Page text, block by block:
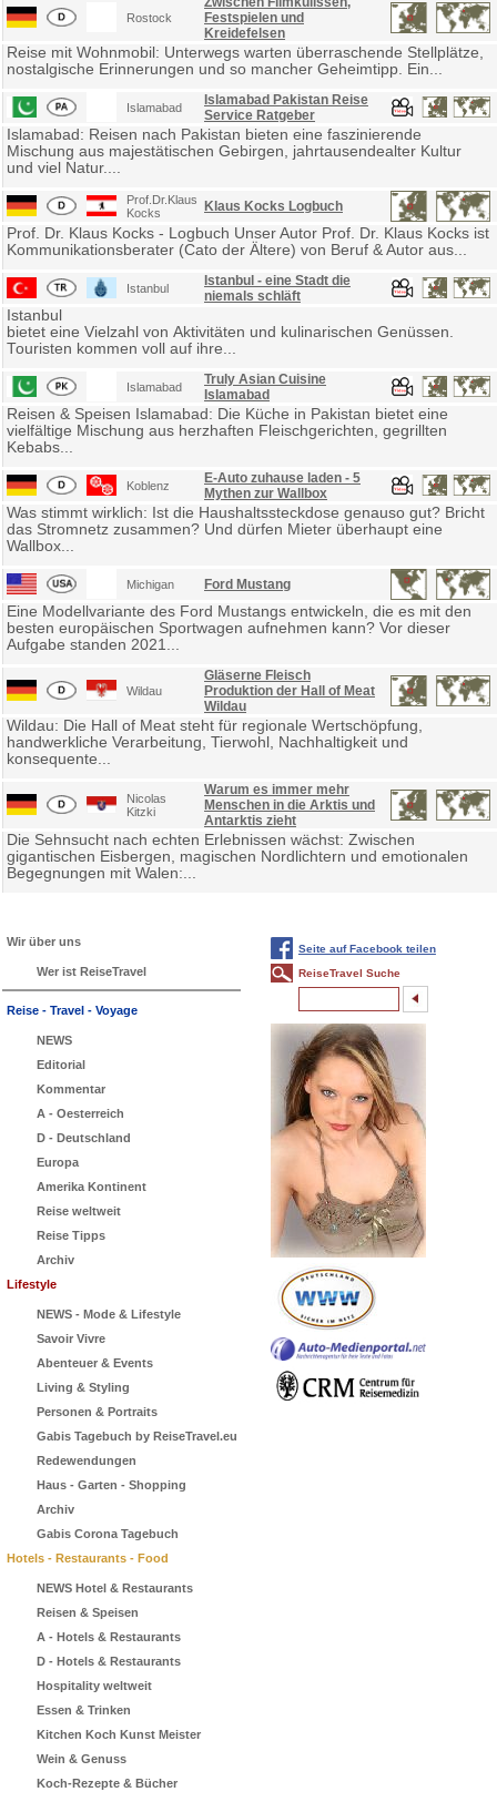
Rostock
Festspielen und
Kreidefelsen
Reise mit Wohnmobil: Unterwegs warten überraschende Stellplätze,
nostalgische Erinnerungen und so mancher Geheimtipp. Ein...
Islamabad
Islamabad Pakistan Reise
Service Ratgeber
Islamabad: Reisen nach Pakistan bieten eine faszinierende
Mischung aus majestätischen Gebirgen, jahrtausendealter Kultur
und viel Natur....
Prof.Dr.Klaus
Kocks
Klaus Kocks Logbuch
Prof. Dr. Klaus Kocks - Logbuch Unser Autor Prof. Dr. Klaus Kocks ist
Kommunikationsberater (Cato der Ältere) von Beruf & Autor aus...
Istanbul
Istanbul - eine Stadt die
niemals schläft
Istanbul
bietet eine Vielzahl von Aktivitäten und kulinarischen Genüssen.
Touristen kommen voll auf ihre...
Islamabad
Truly Asian Cuisine
Islamabad
Reisen & Speisen Islamabad: Die Küche in Pakistan bietet eine
vielfältige Mischung aus herzhaften Fleischgerichten, gegrillten
Kebabs...
Koblenz
E-Auto zuhause laden - 5
Mythen zur Wallbox
Was stimmt wirklich: Ist die Haushaltssteckdose genauso gut? Bricht
das Stromnetz zusammen? Und dürfen Mieter überhaupt eine
Wallbox...
Michigan Ford Mustang
Eine Modellvariante des Ford Mustangs entwickeln, die es mit den
besten europäischen Sportwagen aufnehmen kann? Vor dieser
Aufgabe standen 2021...
Wildau
Gläserne Fleisch
Produktion der Hall of Meat
Wildau
Wildau: Die Hall of Meat steht für regionale Wertschöpfung,
handwerkliche Verarbeitung, Tierwohl, Nachhaltigkeit und
konsequente...
Nicolas
Kitzki
Warum es immer mehr
Menschen in die Arktis und
Antarktis zieht
Die Sehnsucht nach echten Erlebnissen wächst: Zwischen
gigantischen Eisbergen, magischen Nordlichtern und emotionalen
Begegnungen mit Walen:...
Wir über uns
Wer ist ReiseTravel
Reise - Travel - Voyage
NEWS
Editorial
Kommentar
A - Oesterreich
D - Deutschland
Europa
Amerika Kontinent
Reise weltweit
Reise Tipps
Archiv
Lifestyle
NEWS - Mode & Lifestyle
Savoir Vivre
Abenteuer & Events
Living & Styling
Personen & Portraits
Gabis Tagebuch by ReiseTravel.eu
Redewendungen
Haus - Garten - Shopping
Archiv
Gabis Corona Tagebuch
Hotels - Restaurants - Food
NEWS Hotel & Restaurants
Reisen & Speisen
A - Hotels & Restaurants
D - Hotels & Restaurants
Hospitality weltweit
Essen & Trinken
Kitchen Koch Kunst Meister
Wein & Genuss
Koch-Rezepte & Bücher
Seite auf Facebook teilen
ReiseTravel Suche